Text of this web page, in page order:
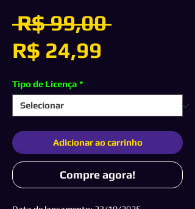
R$ 99,00 Preço
R$ 24,99
Tipo de Licença *
Adicionar ao carrinho
Compre agora!